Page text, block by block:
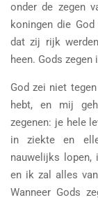
onder de zegen
koningen die
dat zij rijk
heen. Gods
God zei niet
hebt, en mij
zegenen: je hele
in ziekte en
nauwelijks
en ik zal alles
Wanneer Gods